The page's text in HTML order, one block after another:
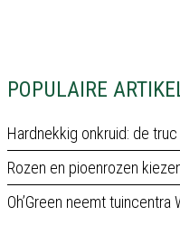
POPULAIRE
Hardnekkig onkruid: de
Rozen en pioenrozen
Oh’Green neemt